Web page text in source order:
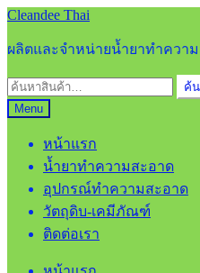
Skip
navigation
Skip
content
Cleandee Thai
ผลิตและจำหน่ายน้ำยาทำควา
ค้นหา:
ค้
Menu
หน้าแรก
น้ำยาทำความสะอาด
อุปกรณ์ทำความสะอาด
วัตถุดิบ-เคมีภัณฑ์
ติดต่อเรา